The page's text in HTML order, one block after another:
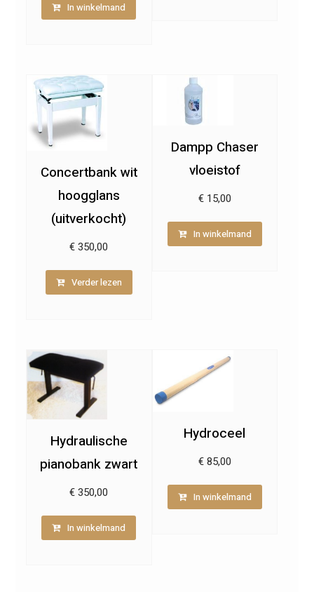
In winkelmand
Concertbank wit
hoogglans
(uitverkocht)
€ 350,00
Verder lezen
Dampp Chaser
vloeistof
€15,00
In winkelmand
Hydraulische
pianobank zwart
€ 350,00
In winkelmand
Hydroceel
€85,00
In winkelmand